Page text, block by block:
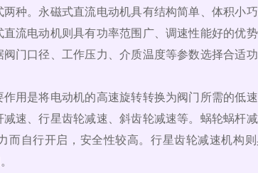
种。永磁式直流电动机具有结构简单、体积小
流电动机则具有功率范围广、调速性能好的优
门口径、工作压力、介质温度等参数选择合适
用是将电动机的高速旋转转换为阀门所需的低
速、行星齿轮减速、斜齿轮减速等。蜗轮蜗杆
而自行开启，安全性较高。行星齿轮减速机构